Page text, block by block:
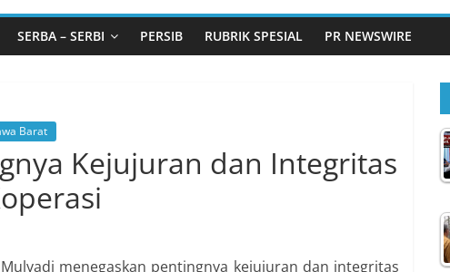
Seminar
Standarisasi
Pemurtadan
2026
SERBA – SERBI PERSIB RUBRIK SPESIAL PR NEWSWIRE
Barat
Kejujuran dan Integritas
menegaskan pentingnya kejujuran dan integritas